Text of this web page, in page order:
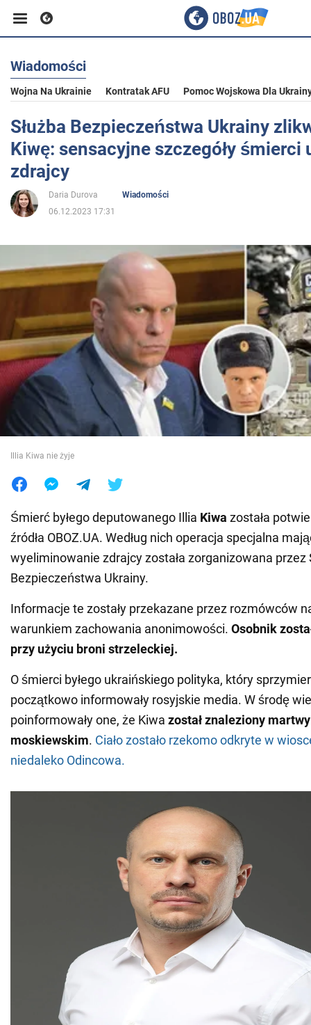
Biznes
Sport
Rozrywka
Życie
Społeczeństwo
Wojna na Ukrainie
Świat
Jedzenie
Wiadomości
Wojna Na Ukrainie Kontratak AFU Pomoc Wojskowa Dla
Służba Bezpieczeństwa Ukrainy
Kiwę: sensacyjne szczegóły śmierci
zdrajcy
Daria Durova
Wiadomości
06.12.2023 17:31
Illia Kiwa nie żyje
Śmierć byłego deputowanego Illia Kiwa została
źródła OBOZ.UA. Według nich operacja specjalna
wyeliminowanie zdrajcy została zorganizowana przez
Bezpieczeństwa Ukrainy.
Informacje te zostały przekazane przez rozmówców
warunkiem zachowania anonimowości. Osobnik
przy użyciu broni strzeleckiej.
O śmierci byłego ukraińskiego polityka, który
początkowo informowały rosyjskie media. W środę
poinformowały one, że Kiwa został znaleziony
moskiewskim. Ciało zostało rzekomo odkryte w
niedaleko Odincowa.